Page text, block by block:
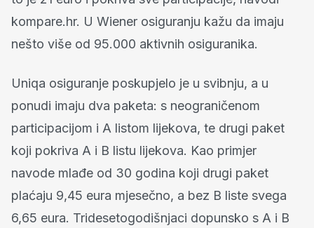
kompare.hr. U Wiener osiguranju kažu da imaju
nešto više od 95.000 aktivnih osiguranika.
Uniqa osiguranje poskupjelo je u svibnju, a u
ponudi imaju dva paketa: s neograničenom
participacijom i A listom lijekova, te drugi paket
koji pokriva A i B listu lijekova. Kao primjer
navode mlađe od 30 godina koji drugi paket
plaćaju 9,45 eura mjesečno, a bez B liste svega
6,65 eura. Tridesetogodišnjaci dopunsko s A i B